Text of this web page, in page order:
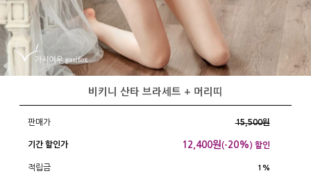
비키니 산타 브라세트 + 머리띠
판매가 15,500원
기간 할인가 12,400원(-20%) 할인
적립금 1%